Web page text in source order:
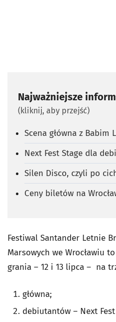
Najważniejsze
(kliknij, aby przejść)
Scena główna z Babim
Next Fest Stage dla
Silen Disco, czyli po
Ceny biletów na
Festiwal Santander Letnie
Marsowych we Wrocławiu
grania – 12 i 13 lipca – na
główna;
debiutantów – Next Fest